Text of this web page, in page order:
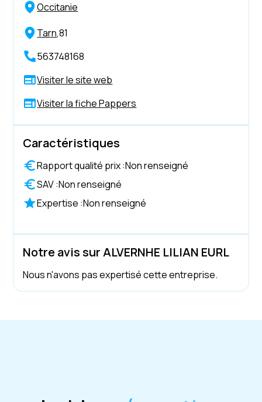
Occitanie
Tarn,81
563748168
Visiter le site web
Visiter la fiche Pappers
Caractéristiques
Rapport qualité prix :Non renseigné
SAV :Non renseigné
Expertise :Non renseigné
Notre avis sur ALVERNHE LILIAN EURL
Nous n'avons pas expertisé cette entreprise.